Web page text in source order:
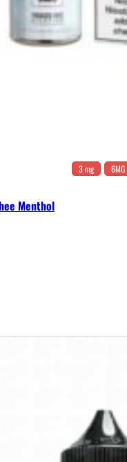
3 mg 6MG
Menthol
e Devolução